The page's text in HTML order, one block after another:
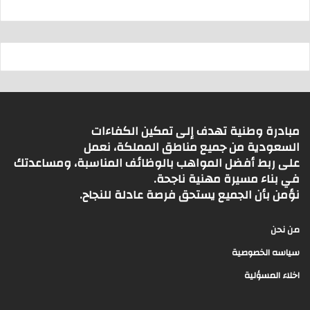
مبادرة وطنية تهدف إلى تمكين الكفاءات
السعودية من جميع مناطق المملكة، نعمل
على ربط أفضل المواهب بالوظائف المناسبة، ومساعدتك
في بناء مسيرة مهنية ناجحة.
نؤمن بأن الجميع يستحق فرصة عادلة للنجاح.
من نحن
سياسه الخصوصية
اخلاء المسؤلية